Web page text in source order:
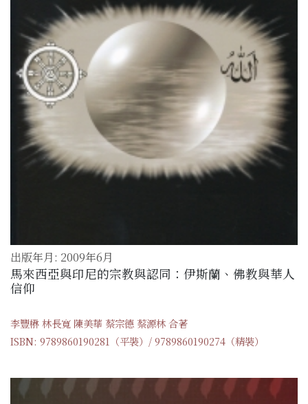
出版年月: 2009年6月
馬來西亞與印尼的宗教與認同：伊斯蘭、佛教與華人
信仰
李豐楙 林長寬 陳美華 蔡宗德 蔡源林 合著
ISBN: 9789860190281（平裝）/ 9789860190274（精裝）